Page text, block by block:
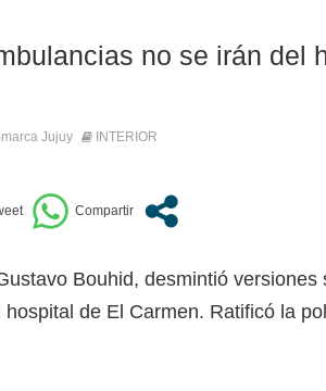
no se irán del
Jujuy INTERIOR
Bouhid, desmintió versiones
de El Carmen. Ratificó la